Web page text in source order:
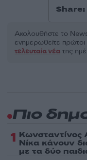
Share:
Ακολουθήστε το
ενημερωθείτε πρώτοι
τελευταία νέα της
Πιο
1 Κωνσταντίνος
Νίκα κάνουν
με τα δύο